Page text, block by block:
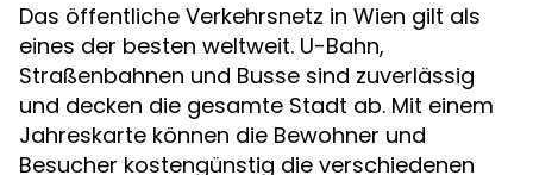
Das öffentliche Verkehrsnetz in Wien gilt als
eines der besten weltweit. U-Bahn,
Straßenbahnen und Busse sind zuverlässig
und decken die gesamte Stadt ab. Mit einem
Jahreskarte können die Bewohner und
Besucher kostengünstig die verschiedenen